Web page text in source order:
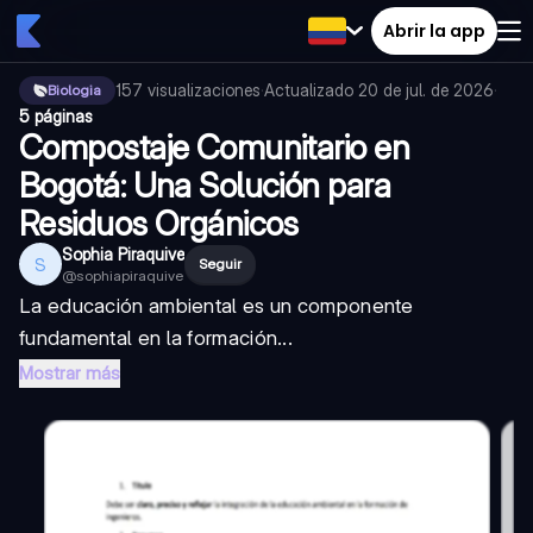
Abrir la app
Biologia 157 visualizaciones·Actualizado 20 de jul. de 2026·
5 páginas
Compostaje Comunitario en
Bogotá: Una Solución para
Residuos Orgánicos
S Sophia Piraquive
@sophiapiraquive
Seguir
La educación ambiental es un componente
fundamental en la formación...
Mostrar más